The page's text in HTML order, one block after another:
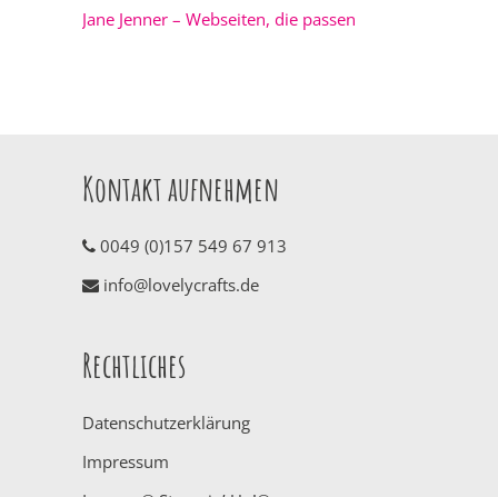
Jane Jenner – Webseiten, die passen
Kontakt aufnehmen
0049 (0)157 549 67 913
info@lovelycrafts.de
Rechtliches
Datenschutzerklärung
Impressum